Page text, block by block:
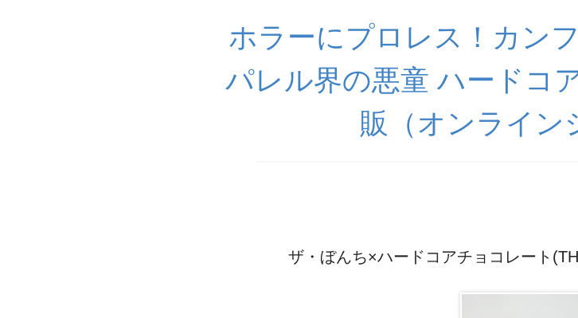
ホラーにプロレス！カン
パレル界の悪童 ハードコ
販（オンライン
ザ・ぼんち×ハードコアチョコレート